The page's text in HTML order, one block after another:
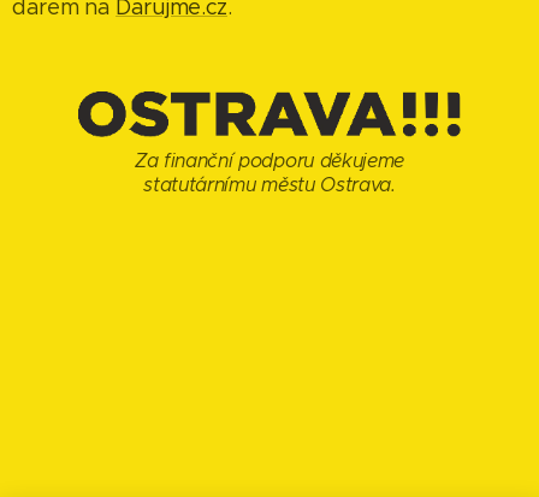
darem na Darujme.cz.
Za finanční podporu děkujeme
statutárnímu městu Ostrava.